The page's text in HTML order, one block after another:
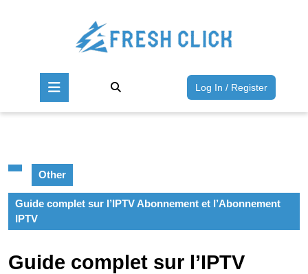
Log In / RegisterLog
In
/
Other
Guide complet sur l’IPTV Abonnement et l’Abonnement
IPTV
Guide complet sur l’IPTV